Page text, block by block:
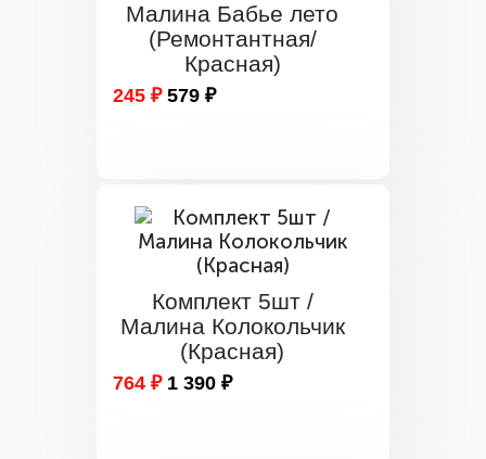
Малина Бабье лето
(Ремонтантная/
Красная)
245 ₽ 579 ₽
Комплект 5шт /
Малина Колокольчик
(Красная)
764 ₽ 1 390 ₽